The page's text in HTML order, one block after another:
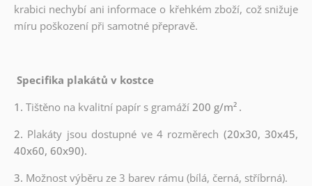
krabici nechybí ani informace o křehkém zboží, což snižuje
míru poškození při samotné přepravě.
Specifika plakátů v kostce
1. Tištěno na kvalitní papír s gramáží200 g/m² .
2. Plakáty jsou dostupné ve 4 rozměrech (20x30, 30x45,
40x60, 60x90).
3. Možnost výběru ze 3 barev rámu (bílá, černá, stříbrná).